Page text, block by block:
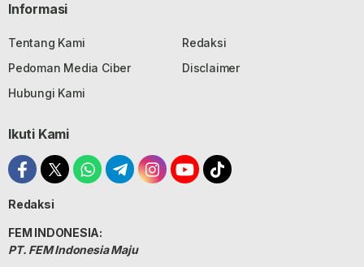
Informasi
Tentang Kami
Redaksi
Pedoman Media Ciber
Disclaimer
Hubungi Kami
Ikuti Kami
Redaksi
FEM INDONESIA:
PT. FEM Indonesia Maju